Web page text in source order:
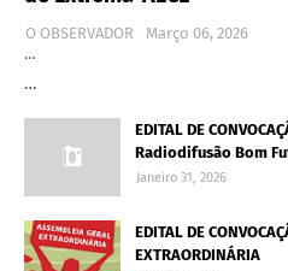
O OBSERVADOR
Março 06, 2026
…
…
EDITAL DE
Radiodifusão Bom
Janeiro 31, 2026
EDITAL DE
EXTRAORDINÁRIA